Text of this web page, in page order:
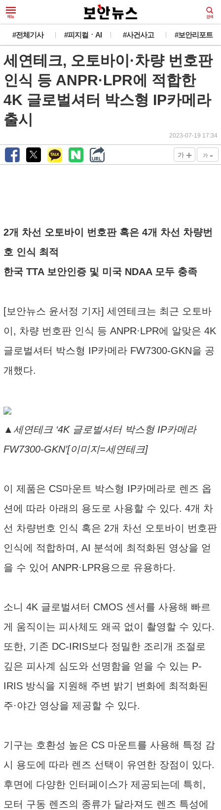
#전체기사 #피지컬ㆍAI #사건사고 #보안리포트
세연테크, 오토바이·차량 번호판
인식 등 ANPR·LPR에 적합한
4K 글로벌셔터 박스형 IP카메라
출시
2023-07-19 17:34
가 + 가 -
2개 차선 오토바이 번호판 혹은 4개 차선 차량번
호 인식 최적
한국 TTA 보안인증 및 미국 NDAA 모두 충족
[보안뉴스 윤서정 기자] 세연테크는 최근 오토바
이, 차량 번호판 인식 등 ANPR·LPR에 알맞은 4K
글로벌셔터 박스형 IP카메라 FW7300-GKN을 공
개했다.
▲세연테크 ‘4K 글로벌셔터 박스형 IP카메라
FW7300-GKN’[이미지=세연테크]
이 제품은 CS마운트 박스형 IP카메라로 렌즈 옵
션에 따라 아래의 용도로 사용할 수 있다. 4개 차
선 차량번호 인식 혹은 2개 차선 오토바이 번호판
인식에 적합하며, AI 분석에 최적화된 영상을 얻
을 수 있어 ANPR·LPR용으로 유용하다.
소니 4K 글로벌셔터 CMOS 센서를 사용해 빠르
게 움직이는 피사체도 왜곡 없이 촬영할 수 있다.
또한, 기존 DC-IRIS보다 정밀한 조리개 조절로
깊은 피사계 심도와 선명함을 얻을 수 있는 P-
IRIS 방식을 지원해 주변 밝기 변화에 최적화된
주·야간 영상을 제공할 수 있다.
기구는 호환성 높은 CS 마운트를 사용해 특정 감
시 용도에 따라 렌즈 선택이 유연한 장점이 있다.
후면에 다양한 인터페이스가 제공되는데 특히,
모터 구동 렌즈의 종류가 달라져도 렌즈 특성에